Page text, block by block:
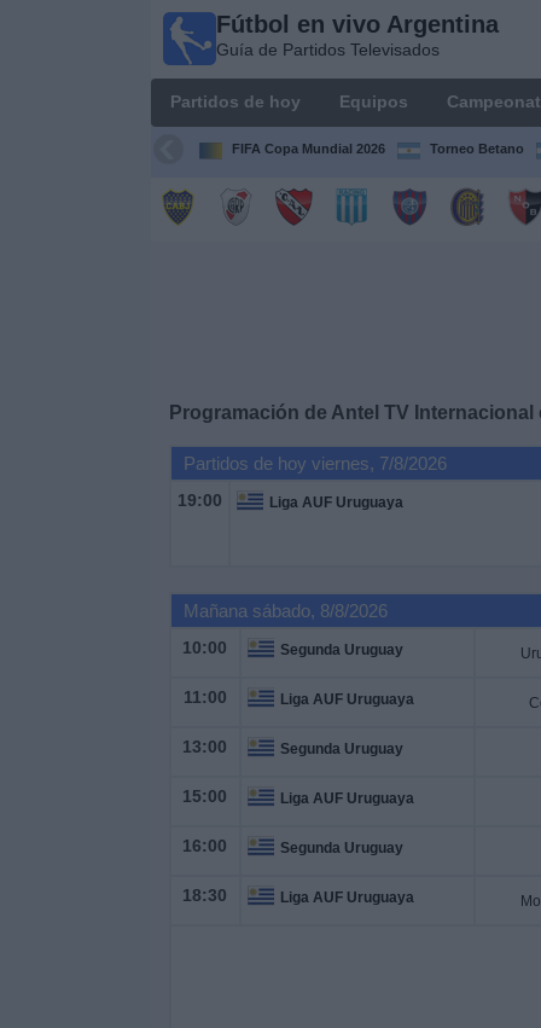
Fútbol en vivo Argentina
Guía de Partidos Televisados
Partidos de hoy Equipos
FIFA Copa Mundial 2026 Torneo Betano
Programación de Antel TV Internacional
Partidos de hoy viernes, 7/8/2026
19:00 Liga AUF Uruguaya
Mañana sábado, 8/8/2026
10:00 Segunda Uruguay
11:00 Liga AUF Uruguaya
13:00 Segunda Uruguay
15:00 Liga AUF Uruguaya
16:00 Segunda Uruguay
18:30 Liga AUF Uruguaya
Fútbol en
Argentina